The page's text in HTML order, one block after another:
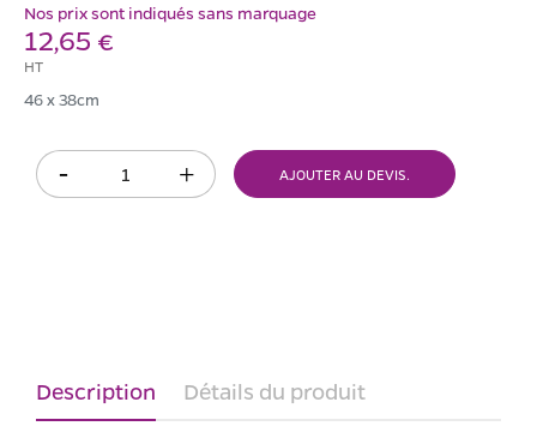
Nos prix sont indiqués sans marquage
12,65 €
HT
46 x 38cm
AJOUTER AU DEVIS.
Description Détails du produit